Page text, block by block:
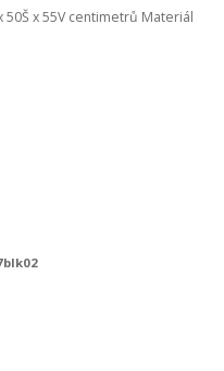
50Š x 55V centimetrů Materiál